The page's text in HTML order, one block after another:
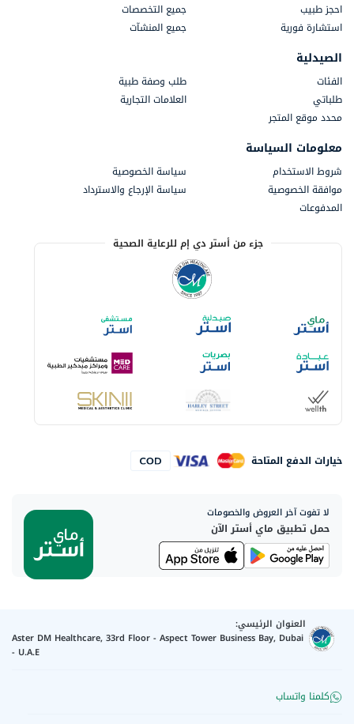
احجز طبيب
جميع التخصصات
استشارة فورية
جميع المنشآت
الصيدلية
الفئات
طلب وصفة طبية
طلباتي
العلامات التجارية
محدد موقع المتجر
معلومات السياسة
شروط الاستخدام
سياسة الخصوصية
موافقة الخصوصية
سياسة الإرجاع والاسترداد
المدفوعات
جزء من أستر دي إم للرعاية الصحية
خيارات الدفع المتاحة
لا تفوت آخر العروض والخصومات
حمل تطبيق ماي أستر الآن
العنوان الرئيسي:
Aster DM Healthcare, 33rd Floor - Aspect Tower Business Bay, Dubai
- U.A.E
كلمنا واتساب